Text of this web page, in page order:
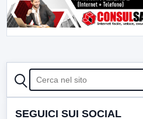
CERCA
SEGUICI SUI SOCIAL